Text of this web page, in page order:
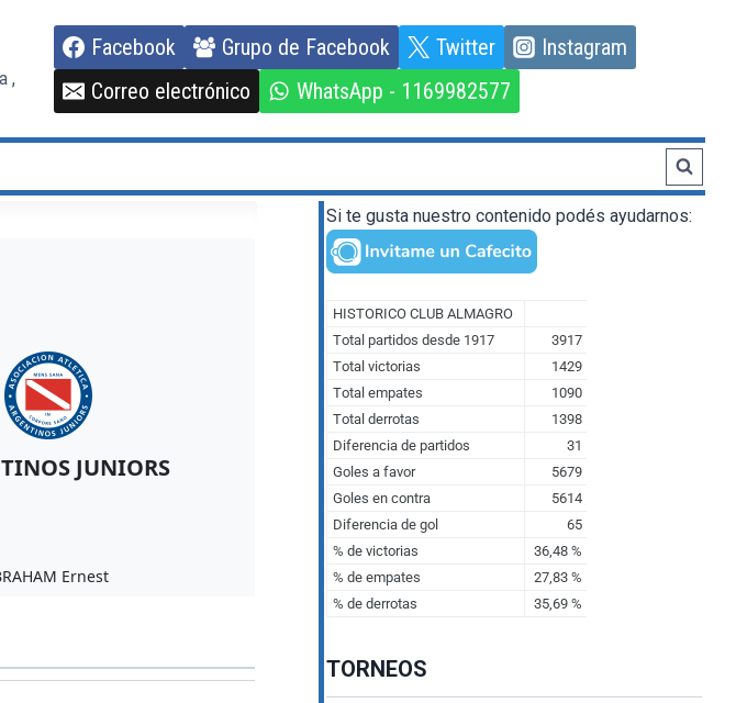
Facebook Grupo de Facebook Twitter
Instagram
Correo electrónico
WhatsApp - 1169982577
JUNIORS
Ernest
Si te gusta nuestro contenido podés ayudarnos:
TORNEOS